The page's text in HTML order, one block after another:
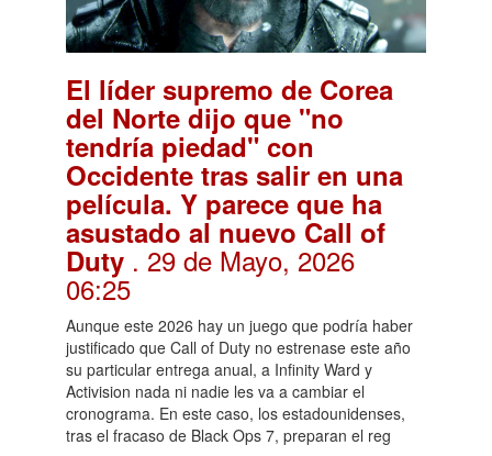
El líder supremo de Corea
del Norte dijo que "no
tendría piedad" con
Occidente tras salir en una
película. Y parece que ha
asustado al nuevo Call of
Duty . 29 de Mayo, 2026
06:25
Aunque este 2026 hay un juego que podría haber
justificado que Call of Duty no estrenase este año
su particular entrega anual, a Infinity Ward y
Activision nada ni nadie les va a cambiar el
cronograma. En este caso, los estadounidenses,
tras el fracaso de Black Ops 7, preparan el reg